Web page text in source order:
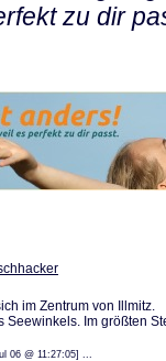
zu dir
im Zentrum von Illmitz.
Seewinkels. Im größten
Jul 06 @ 11:27:05] ...